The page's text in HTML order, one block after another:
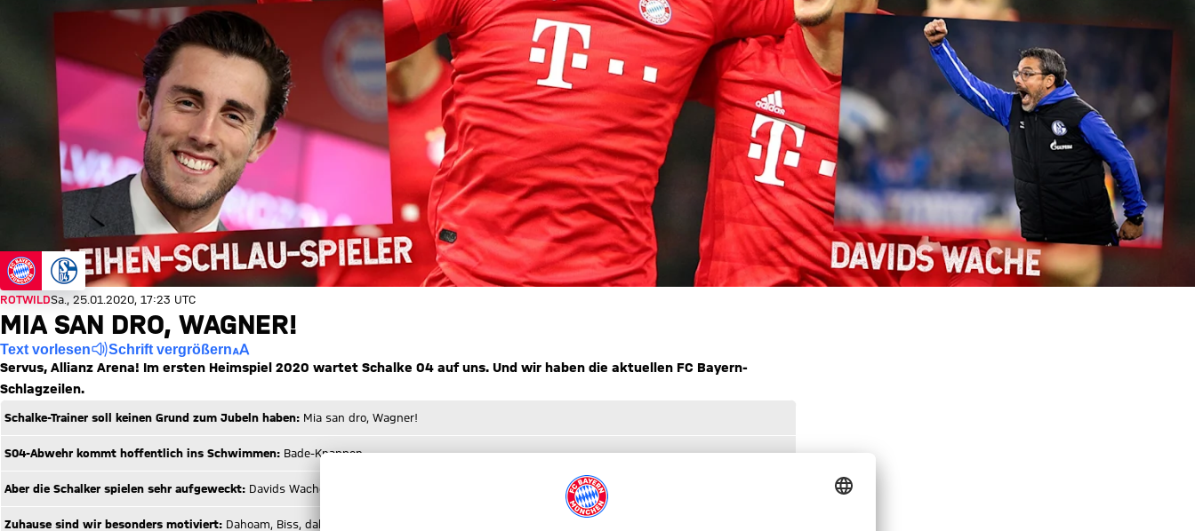
ROTWILDSa., 25.01.2020, 17:23 UTC
MIA SAN DRO, WAGNER!
Text vorlesen Schrift vergrößern
Servus, Allianz Arena! Im ersten Heimspiel 2020 wartet Schalke 04 auf uns. Und wir haben die aktuellen FC Bayern-
Schlagzeilen.
Schalke-Trainer soll keinen Grund zum Jubeln haben: Mia san dro, Wagner!
S04-Abwehr kommt hoffentlich ins Schwimmen: Bade-Knappen
Aber die Schalker spielen sehr aufgeweckt: Davids Wache
Zuhause sind wir besonders motiviert: Dahoam, Biss, dahoam!